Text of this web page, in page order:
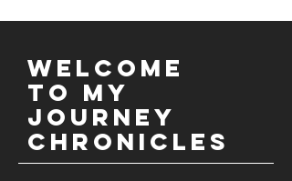
Welcome
to MY
Journey
Chronicles